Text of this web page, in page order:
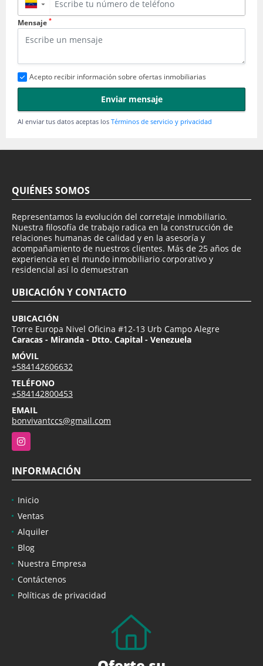
▼
Mensaje *
Acepto recibir información sobre ofertas inmobiliarias
Enviar mensaje
Al enviar tus datos aceptas los Términos de servicio y privacidad
QUIÉNES SOMOS
Representamos la evolución del corretaje inmobiliario.
Nuestra filosofía de trabajo radica en la construcción de
relaciones humanas de calidad y en la asesoría y
acompañamiento de nuestros clientes. Más de 25 años de
experiencia en el mundo inmobiliario corporativo y
residencial así lo demuestran
UBICACIÓN Y CONTACTO
UBICACIÓN
Torre Europa Nivel Oficina #12-13 Urb Campo Alegre
Caracas - Miranda - Dtto. Capital - Venezuela
MÓVIL
+584142606632
TELÉFONO
+584142800453
EMAIL
bonvivantccs@gmail.com
Instagram
INFORMACIÓN
Inicio
Ventas
Alquiler
Blog
Nuestra Empresa
Contáctenos
Políticas de privacidad